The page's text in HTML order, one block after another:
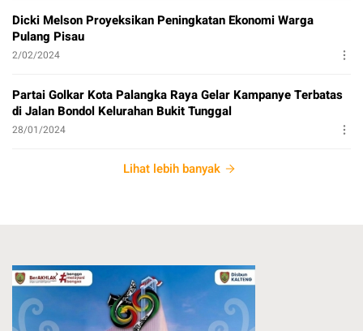
Dicki Melson Proyeksikan Peningkatan Ekonomi Warga
Pulang Pisau
2/02/2024
Partai Golkar Kota Palangka Raya Gelar Kampanye Terbatas
di Jalan Bondol Kelurahan Bukit Tunggal
28/01/2024
Lihat lebih banyak